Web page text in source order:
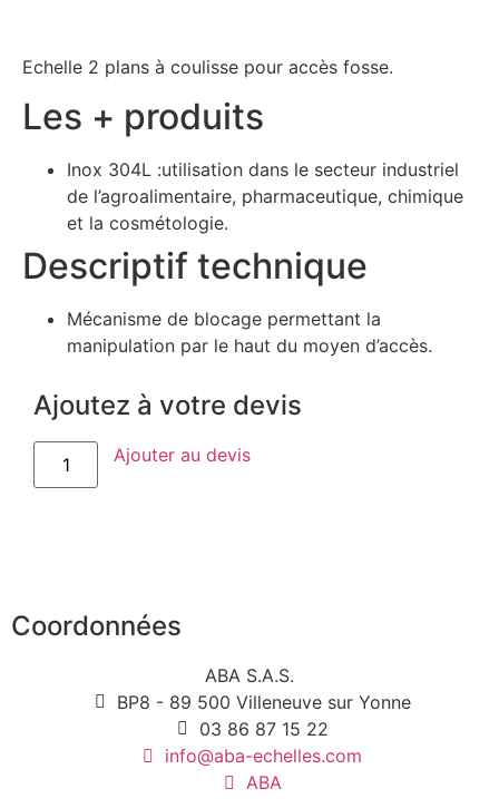
Echelle 2 plans à coulisse pour accès fosse.
Les + produits
Inox 304L :utilisation dans le secteur industriel
de l’agroalimentaire, pharmaceutique, chimique
et la cosmétologie.
Descriptif technique
Mécanisme de blocage permettant la
manipulation par le haut du moyen d’accès.
Ajoutez à votre devis
Ajouter au devis
Coordonnées
ABA S.A.S.
BP8 - 89 500 Villeneuve sur Yonne
03 86 87 15 22
info@aba-echelles.com
ABA